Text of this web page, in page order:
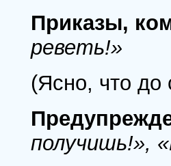
Приказы,
реветь!»
(Ясно, что до
получишь!»,